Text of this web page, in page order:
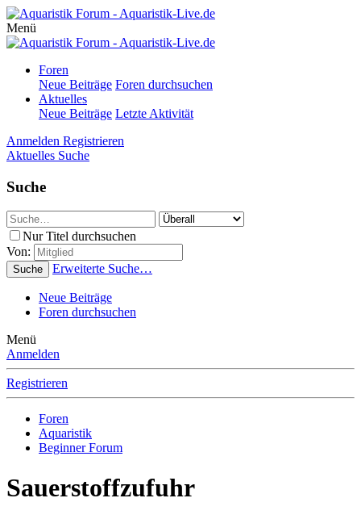
Menü
Foren
Neue Beiträge Foren durchsuchen
Aktuelles
Neue Beiträge Letzte Aktivität
Anmelden Registrieren
Aktuelles Suche
Suche
Nur Titel durchsuchen
Von:
Suche Erweiterte Suche…
Neue Beiträge
Foren durchsuchen
Menü
Anmelden
Registrieren
Foren
Aquaristik
Beginner Forum
Sauerstoffzufuhr